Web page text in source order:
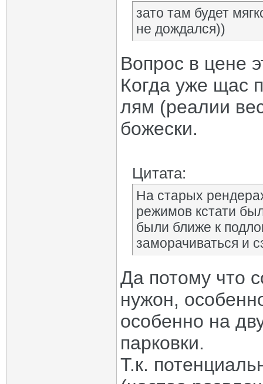
зато там будет
не дождался))
Вопрос в цене
Когда уже щас
лям (реалии
божески.
Цитата:
На старых
режимов кстати
были ближе к
заморачиваться и
Да потому что
нужон,
особенно на
парковки.
Т.к.